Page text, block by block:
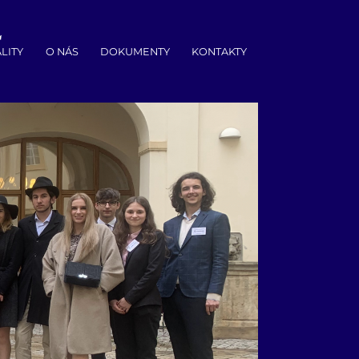
O NÁS DOKUMENTY KONTAKTY